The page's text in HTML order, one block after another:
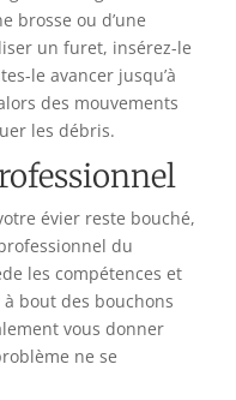
brosse ou d’une
un furet, insérez-le
le avancer jusqu’à
des mouvements
les débris.
évier reste bouché,
du
les compétences et
bout des bouchons
vous donner
ne se